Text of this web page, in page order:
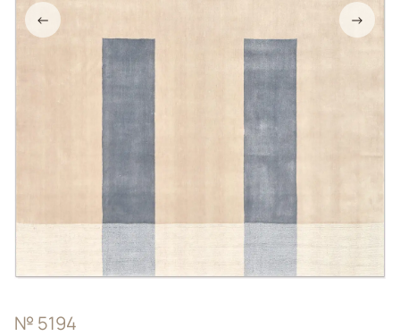
← →
№ 5194